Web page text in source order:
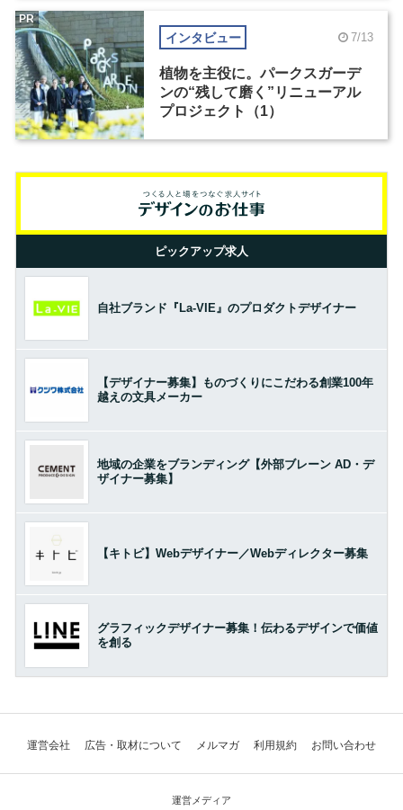
インタビュー 7/13
植物を主役に。パークスガーデ
ンの“残して磨く”リニューアル
プロジェクト（1）
PR
ピックアップ求人
自社ブランド『La-VIE』のプロダクトデザイナー
【デザイナー募集】ものづくりにこだわる創業100年
越えの文具メーカー
地域の企業をブランディング【外部ブレーン AD・デ
ザイナー募集】
【キトビ】Webデザイナー／Webディレクター募集
グラフィックデザイナー募集！伝わるデザインで価値
を創る
運営会社 広告・取材について メルマガ 利用規約 お問い合わせ
運営メディア